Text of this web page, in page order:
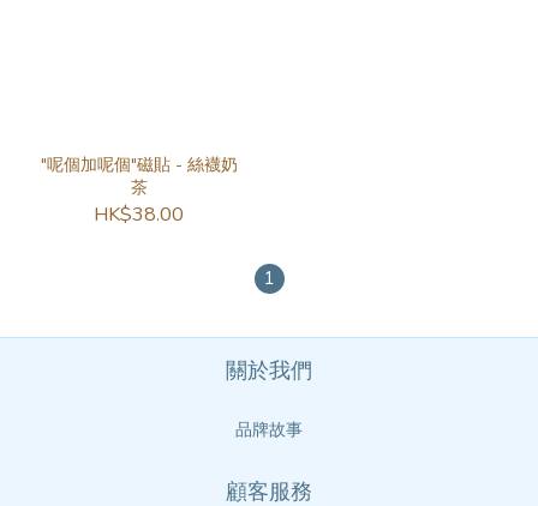
"呢個加呢個"磁貼 - 絲襪奶
茶
HK$38.00
1
關於我們
品牌故事
顧客服務